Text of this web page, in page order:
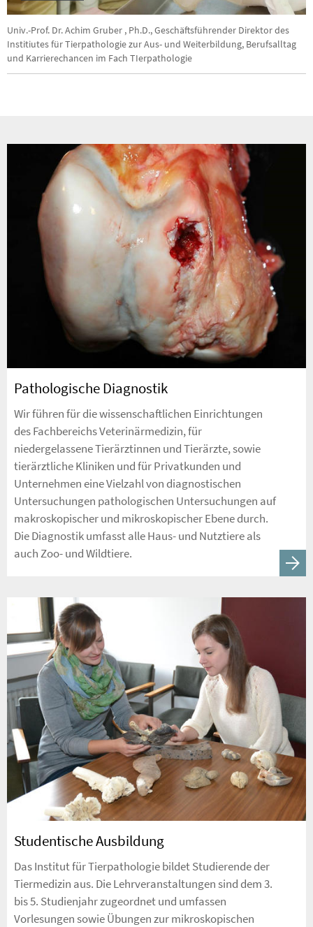
Video
Univ.-Prof. Dr. Achim Gruber , Ph.D., Geschäftsführender Direktor des
Institiutes für Tierpathologie zur Aus- und Weiterbildung, Berufsalltag
und Karrierechancen im Fach TIerpathologie
Pathologische Diagnostik
Wir führen für die wissenschaftlichen Einrichtungen
des Fachbereichs Veterinärmedizin, für
niedergelassene Tierärztinnen und Tierärzte, sowie
tierärztliche Kliniken und für Privatkunden und
Unternehmen eine Vielzahl von diagnostischen
Untersuchungen pathologischen Untersuchungen auf
makroskopischer und mikroskopischer Ebene durch.
Die Diagnostik umfasst alle Haus- und Nutztiere als
auch Zoo- und Wildtiere.
Studentische Ausbildung
Das Institut für Tierpathologie bildet Studierende der
Tiermedizin aus. Die Lehrveranstaltungen sind dem 3.
bis 5. Studienjahr zugeordnet und umfassen
Vorlesungen sowie Übungen zur mikroskopischen